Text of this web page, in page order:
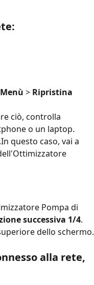
Menù > Ripristina
ciò, controlla
o un laptop.
questo caso, vai a
Pompa di
successiva 1/4.
dello schermo.
alla rete,